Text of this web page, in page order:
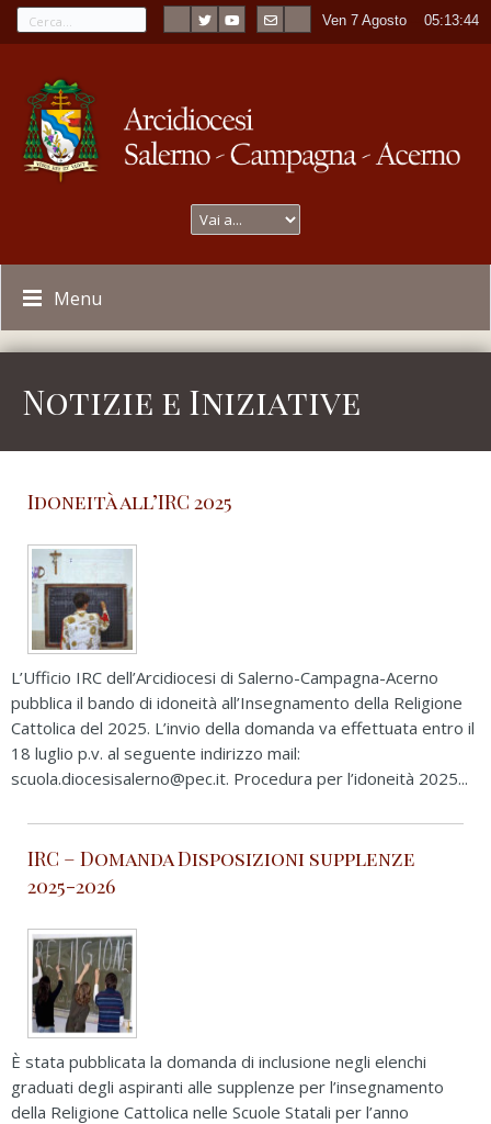
Ven 7 Agosto ----05:13:45
Menu
Notizie e Iniziative
Idoneità all’IRC 2025
L’Ufficio IRC dell’Arcidiocesi di Salerno-Campagna-Acerno
pubblica il bando di idoneità all’Insegnamento della Religione
Cattolica del 2025. L’invio della domanda va effettuata entro il
18 luglio p.v. al seguente indirizzo mail:
scuola.diocesisalerno@pec.it. Procedura per l’idoneità 2025...
IRC – Domanda Disposizioni supplenze
2025-2026
È stata pubblicata la domanda di inclusione negli elenchi
graduati degli aspiranti alle supplenze per l’insegnamento
della Religione Cattolica nelle Scuole Statali per l’anno